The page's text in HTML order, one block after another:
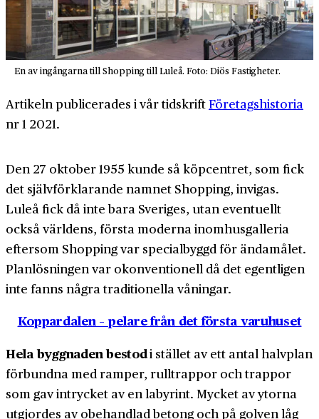
En av ingångarna till Shopping till Luleå. Foto: Diös Fastigheter.
Artikeln publicerades i vår tidskriftFöretagshistoria
nr 1 2021.
Den 27 oktober 1955 kunde så köpcentret, som fick
det självförklarande namnet Shopping, invigas.
Luleå fick då inte bara Sveriges, utan eventuellt
också världens, första moderna inomhusgalleria
eftersom Shopping var specialbyggd för ändamålet.
Planlösningen var okonventionell då det egentligen
inte fanns några traditionella våningar.
Koppardalen – pelare från det första varuhuset
Hela byggnaden bestodi stället av ett antal halvplan
förbundna med ramper, rulltrappor och trappor
som gav intrycket av en labyrint. Mycket av ytorna
utgjordes av obehandlad betong och på golven låg